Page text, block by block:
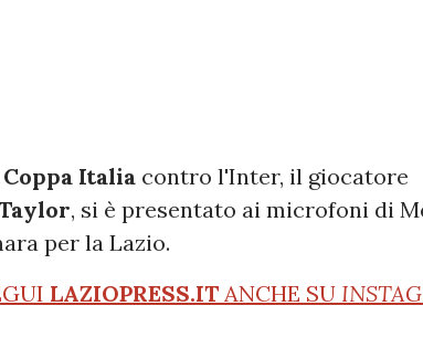
Coppa Italia contro l'Inter, il giocatore
, si è presentato ai microfoni di
per la Lazio.
LAZIOPRESS.IT ANCHE SU